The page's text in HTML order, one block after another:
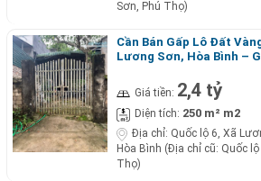
Sơn, Phú Thọ)
Cần Bán Gấp Lô Đất
Lương Sơn, Hòa Bình –
Giá tiền: 2,4 tỷ
Diện tích: 250 m² m2
Địa chỉ: Quốc lộ 6, Xã
Hòa Bình (Địa chỉ cũ: Quốc
Thọ)